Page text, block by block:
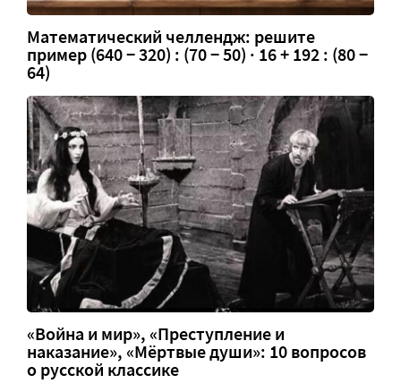
Математический челлендж: решите
пример (640 − 320) : (70 − 50) · 16 + 192 : (80 −
64)
«Война и мир», «Преступление и
наказание», «Мёртвые души»: 10 вопросов
о русской классике